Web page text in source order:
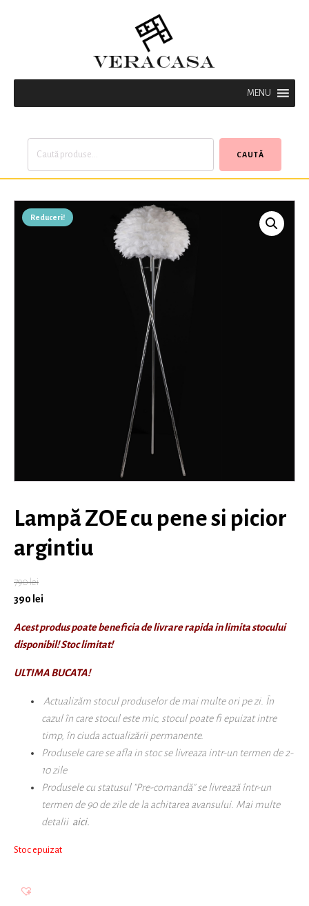
MENU
Caută
CAUTĂ
Reduceri!
Lampă ZOE cu pene si picior
argintiu
790lei
390 lei
Acest produs poate beneficia de livrare rapida in limita stocului
disponibil! Stoc limitat!
ULTIMA BUCATA!
Actualizăm stocul produselor de mai multe ori pe zi. În
cazul în care stocul este mic, stocul poate fi epuizat intre
timp, în ciuda actualizării permanente.
Produsele care se afla in stoc se livreaza intr-un termen de 2-
10 zile
Produsele cu statusul "Pre-comandă" se livrează într-un
termen de 90 de zilede la achitarea avansului. Mai multe
detalii aici.
Stoc epuizat